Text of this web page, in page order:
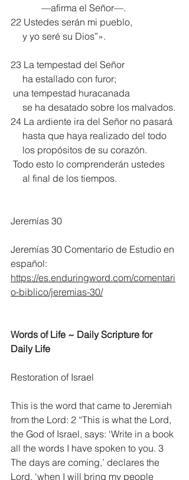
             —afirma el Señor—.
22 Ustedes serán mi pueblo,
     y yo seré su Dios”».
23 La tempestad del Señor
     ha estallado con furor;
una tempestad huracanada
     se ha desatado sobre los malvados.
24 La ardiente ira del Señor no pasará
     hasta que haya realizado del todo
     los propósitos de su corazón.
Todo esto lo comprenderán ustedes
     al final de los tiempos.
Jeremías 30
Jeremías 30 Comentario de Estudio en
español:
https://es.enduringword.com/comentari
o-biblico/jeremias-30/
Words of Life ~ Daily Scripture for
Daily Life
Restoration of Israel
This is the word that came to Jeremiah
from the Lord: 2 “This is what the Lord,
the God of Israel, says: ‘Write in a book
all the words I have spoken to you. 3
The days are coming,’ declares the
Lord, ‘when I will bring my people